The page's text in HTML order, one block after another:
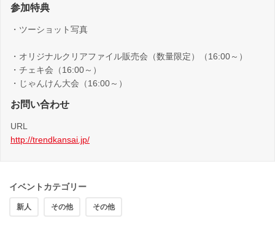
参加特典
・ツーショット写真
・オリジナルクリアファイル販売会（数量限定）（16:00～）
・チェキ会（16:00～）
・じゃんけん大会（16:00～）
お問い合わせ
URL
http://trendkansai.jp/
イベントカテゴリー
新人 その他 その他